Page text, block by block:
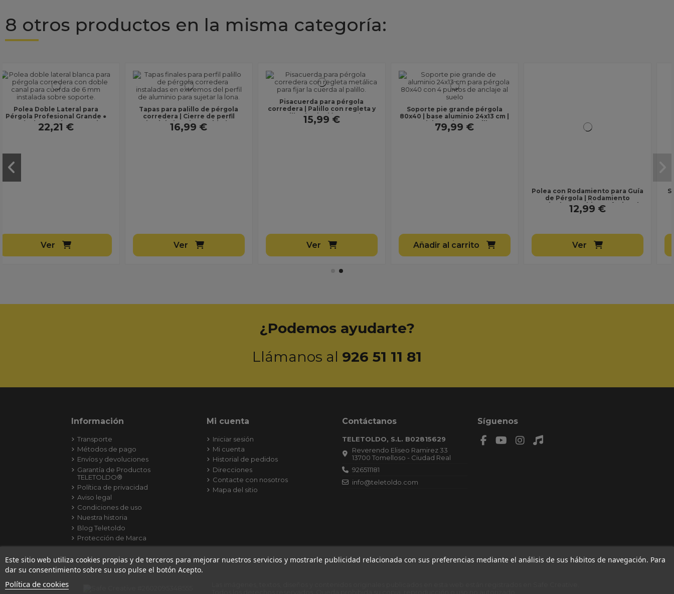
8 otros productos en la misma categoría:
Tapas para palillo de pérgola
corredera | Cierre de perfil
aluminio | Pack 10 unidades
16,99 €
Pisacuerda para pérgola
corredera | Palillo con regleta y
tornillos | Sujeción cuerda...
15,99 €
Soporte pie grande pérgola
80x40 | base aluminio 24x13 cm |
anclaje suelo 4 tornillos
Polea con Rodamiento para Guía
de Pérgola | Rodamiento
Interior | Recambio Profesional...
12,99 €
49,99 €
¿Podemos ayudarte?
Llámanos al926 51 11 81
Garantía de Productos
Condiciones de uso
Nuestra historia
Blog Teletoldo
Protección de Marca
Direcciones
TELETOLDO, S.L. B02815629
926511181
Hoja Registral: 31513, Inscripción: 1.
Boletín: 249, Referencia: 467.019. COMIENZO
6.100,00 EUROS. Datos registrales. T 679 , F
168, S 8, H CR 31513, I/A 1 (15.12.20)
Este sitio web utiliza cookies propias y de terceros para mejorar nuestros servicios y mostrarle publicidad relacionada con sus preferencias mediante el análisis de sus hábitos de navegación. Para
dar su consentimiento sobre su uso pulse el botón Acepto.
Política de cookies